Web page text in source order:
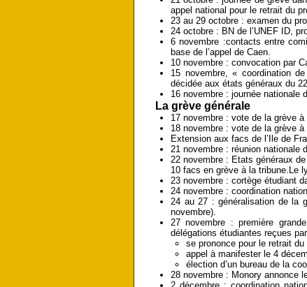
appel national pour le retrait du
23 au 29 octobre : examen du
24 octobre : BN de l’UNEF ID,
6 novembre :contacts entre
base de l’appel de Caen.
10 novembre : convocation par
15 novembre, « coordination
décidée aux états généraux du
16 novembre : journée nationale
La grève générale
17 novembre : vote de la grève
18 novembre : vote de la grève à
Extension aux facs de l’Ile de
21 novembre : réunion nationale
22 novembre : Etats généraux
10 facs en grève à la tribune.Le
23 novembre : cortège étudiant
24 novembre : coordination
24 au 27 : généralisation de la
novembre).
27 novembre : première
délégations étudiantes reçues
se prononce pour le retrait du
appel à manifester le 4
élection d’un bureau de la
28 novembre : Monory annonce